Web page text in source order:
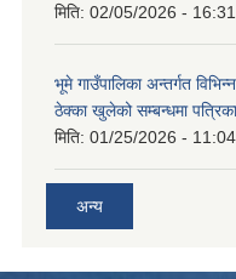
मिति: 02/05/2026 - 16:31
भूमे गाउँपालिका अन्तर्गत
ठेक्का खुलेको सम्बन्धमा
मिति: 01/25/2026 - 11:04
अन्य